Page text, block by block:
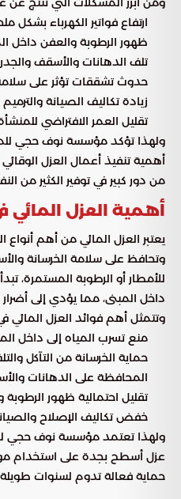
ارتفاع فواتير الكهرباء بشكل
ظهور الرطوبة والعفن داخل
تلف الدهانات والأسقف
حدوث تشققات تؤثر على
زيادة تكاليف الصيانة
تقليل العمر الافتراضي
ولهذا تؤكد مؤسسة نوف حجي
أهمية تنفيذ أعمال العزل
من دور كبير في توفير الكثير من
أهمية العزل المائي
يعتبر العزل المائي من أهم أنواع
وتحافظ على سلامة الخرسانة
للأمطار أو الرطوبة المستمرة،
داخل المبنى، مما يؤدي إلى
وتتمثل أهم فوائد العزل المائي
منع تسرب المياه إلى داخل
حماية الخرسانة من التآكل
المحافظة على الدهانات
تقليل احتمالية ظهور الرطوبة
خفض تكاليف الإصلاح
ولهذا تعتمد مؤسسة نوف حجي
عزل أسطح بجدة على استخدام
حماية فعالة تدوم لسنوات